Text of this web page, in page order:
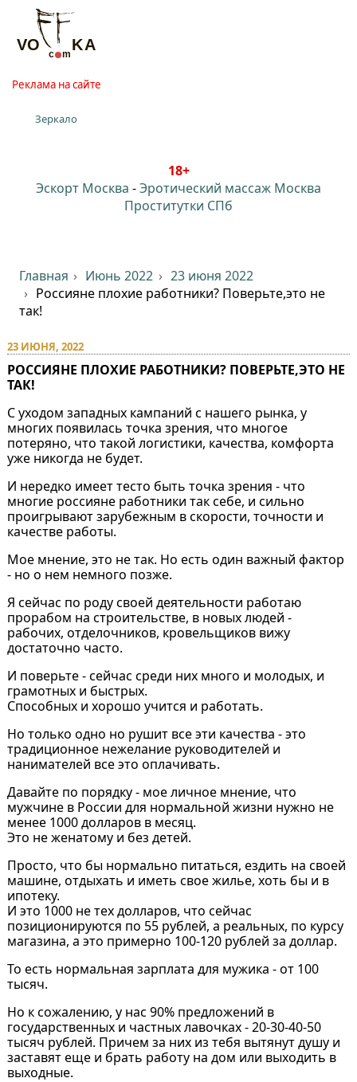
Реклама на сайте
Зеркало
18+
Эскорт Москва -Эротический массаж Москва
Проститутки СПб
Главная Июнь 2022
23 июня 2022
Россияне плохие работники? Поверьте,это не
так!
23 ИЮНЯ, 2022
РОССИЯНЕ ПЛОХИЕ РАБОТНИКИ? ПОВЕРЬТЕ,ЭТО НЕ
ТАК!
С уходом западных кампаний с нашего рынка, у
многих появилась точка зрения, что многое
потеряно, что такой логистики, качества, комфорта
уже никогда не будет.
И нередко имеет тесто быть точка зрения - что
многие россияне работники так себе, и сильно
проигрывают зарубежным в скорости, точности и
качестве работы.
Мое мнение, это не так. Но есть один важный фактор
- но о нем немного позже.
Я сейчас по роду своей деятельности работаю
прорабом на строительстве, в новых людей -
рабочих, отделочников, кровельщиков вижу
достаточно часто.
И поверьте - сейчас среди них много и молодых, и
грамотных и быстрых.
Способных и хорошо учится и работать.
Но только одно но рушит все эти качества - это
традиционное нежелание руководителей и
нанимателей все это оплачивать.
Давайте по порядку - мое личное мнение, что
мужчине в России для нормальной жизни нужно не
менее 1000 долларов в месяц.
Это не женатому и без детей.
Просто, что бы нормально питаться, ездить на своей
машине, отдыхать и иметь свое жилье, хоть бы и в
ипотеку.
И это 1000 не тех долларов, что сейчас
позиционируются по 55 рублей, а реальных, по курсу
магазина, а это примерно 100-120 рублей за доллар.
То есть нормальная зарплата для мужика - от 100
тысяч.
Но к сожалению, у нас 90% предложений в
государственных и частных лавочках - 20-30-40-50
тысяч рублей. Причем за них из тебя вытянут душу и
заставят еще и брать работу на дом или выходить в
выходные.